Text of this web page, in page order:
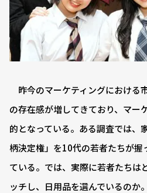
昨今のマーケティングにおける
の存在感が増してきており、マー
的となっている。ある調査では、
柄決定権」を10代の若者たちが握
ている。では、実際に若者たちは
ッチし、日用品を選んでいるのか